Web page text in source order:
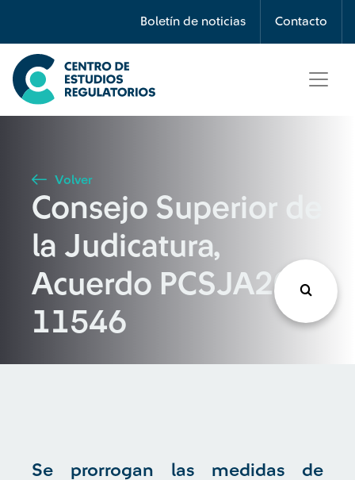
Boletín de noticias Contacto
Búsqueda
Seleccione país
Buscar
Volver
Consejo Superior de
la Judicatura,
Acuerdo PCSJA20-
11546
Se prorrogan las medidas de